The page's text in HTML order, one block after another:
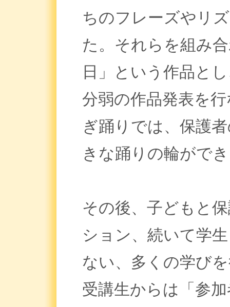
ちのフレーズやリ
た。それらを組み
日」という作品と
分弱の作品発表を
ぎ踊りでは、保護
きな踊りの輪がで
その後、子どもと
ション、続いて学
ない、多くの学び
受講生からは「参